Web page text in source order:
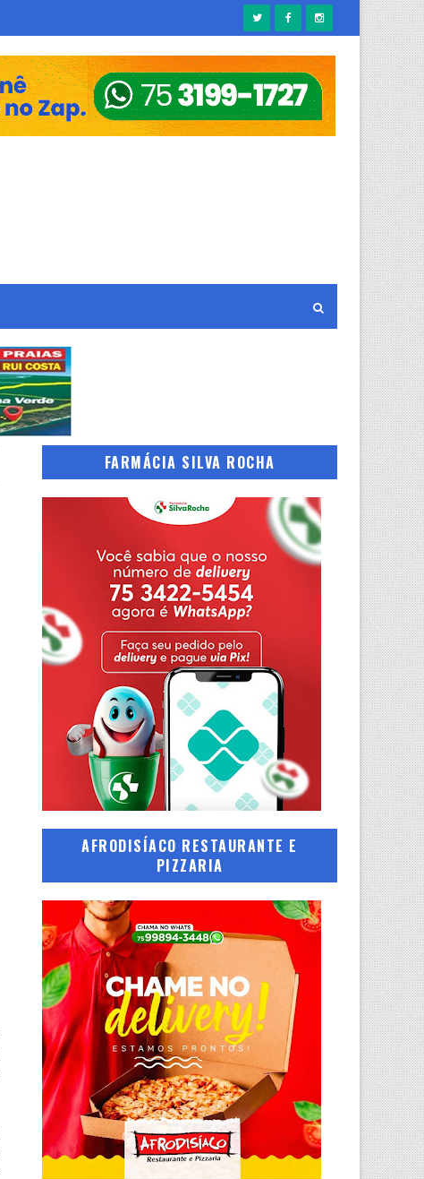
FARMÁCIA SILVA ROCHA
AFRODISÍACO RESTAURANTE E
PIZZARIA